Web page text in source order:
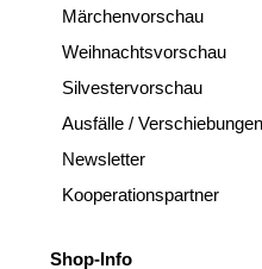
Märchenvorschau
Weihnachtsvorschau
Silvestervorschau
Ausfälle / Verschiebungen
Newsletter
Kooperationspartner
Shop-Info